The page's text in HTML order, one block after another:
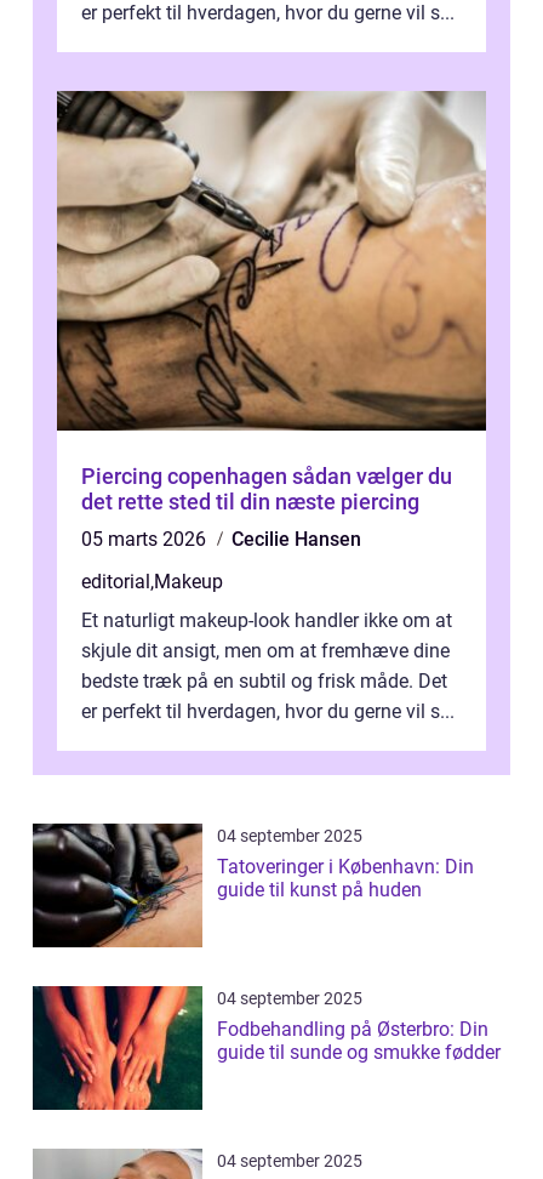
er perfekt til hverdagen, hvor du gerne vil s...
Piercing copenhagen sådan vælger du
det rette sted til din næste piercing
05 marts 2026
Cecilie Hansen
editorial ,Makeup
Et naturligt makeup-look handler ikke om at
skjule dit ansigt, men om at fremhæve dine
bedste træk på en subtil og frisk måde. Det
er perfekt til hverdagen, hvor du gerne vil s...
04 september 2025
Tatoveringer i København: Din
guide til kunst på huden
04 september 2025
Fodbehandling på Østerbro: Din
guide til sunde og smukke fødder
04 september 2025